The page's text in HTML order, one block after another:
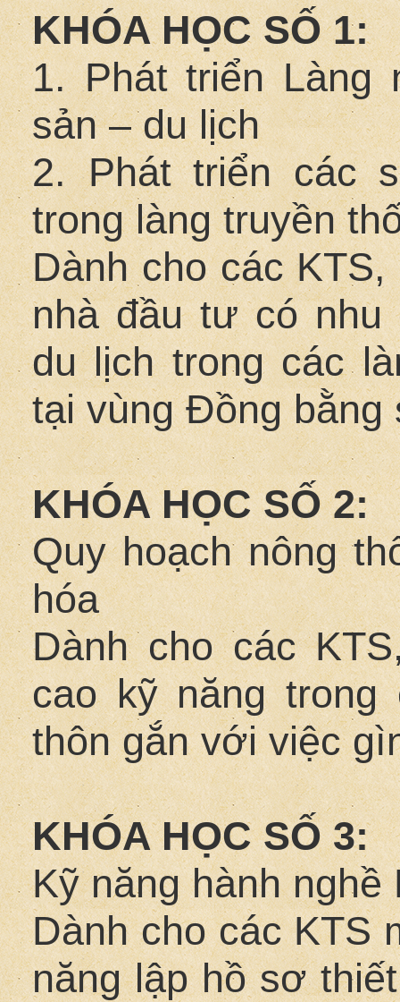
KHÓA HỌC SỐ 1:
1. Phát triển Làng
sản – du lịch
2. Phát triển các
trong làng truyền
Dành cho các
nhà đầu tư có nhu
du lịch trong các
tại vùng Đồng bằng
KHÓA HỌC SỐ 2:
Quy hoạch nông
hóa
Dành cho các
cao kỹ năng trong
thôn gắn với việc
KHÓA HỌC SỐ 3:
Kỹ năng hành
Dành cho các KTS
năng lập hồ sơ